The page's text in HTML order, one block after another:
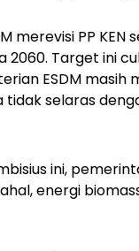
merevisi PP
Target ini
ESDM
tidak selaras
ini,
energi